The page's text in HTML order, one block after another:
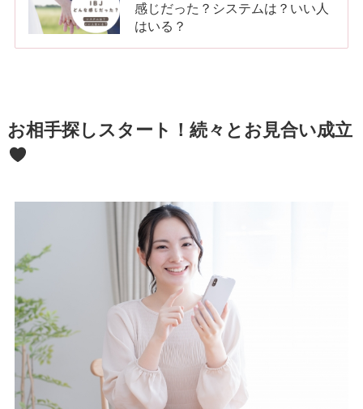
感じだった？システムは？いい人
はいる？
お相手探しスタート！続々とお見合い成立